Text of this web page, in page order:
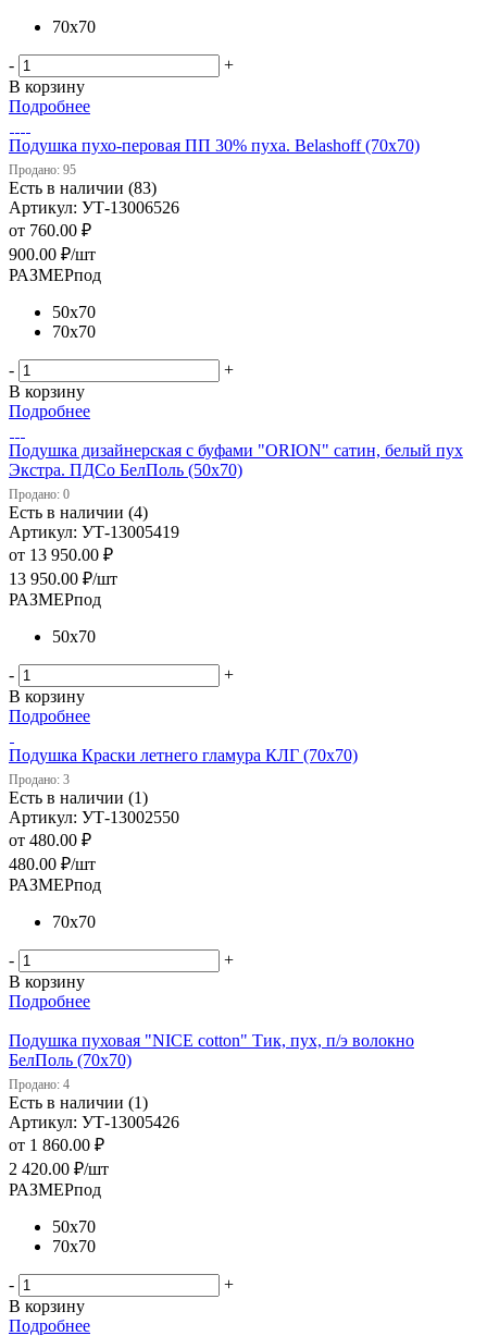
70х70
-
+
В корзину
Подробнее
Подушка пухо-перовая ПП 30% пуха. Belashoff (70х70)
Продано: 95
Есть в наличии (83)
Артикул: УТ-13006526
от 760.00 ₽
900.00 ₽/шт
РАЗМЕРпод
50х70
70х70
-
+
В корзину
Подробнее
Подушка дизайнерская с буфами "ORION" сатин, белый пух
Экстра. ПДСо БелПоль (50х70)
Продано: 0
Есть в наличии (4)
Артикул: УТ-13005419
от 13 950.00 ₽
13 950.00 ₽/шт
РАЗМЕРпод
50х70
-
+
В корзину
Подробнее
Подушка Краски летнего гламура КЛГ (70х70)
Продано: 3
Есть в наличии (1)
Артикул: УТ-13002550
от 480.00 ₽
480.00 ₽/шт
РАЗМЕРпод
70х70
-
+
В корзину
Подробнее
Подушка пуховая "NICE cotton" Тик, пух, п/э волокно
БелПоль (70х70)
Продано: 4
Есть в наличии (1)
Артикул: УТ-13005426
от 1 860.00 ₽
2 420.00 ₽/шт
РАЗМЕРпод
50х70
70х70
-
+
В корзину
Подробнее